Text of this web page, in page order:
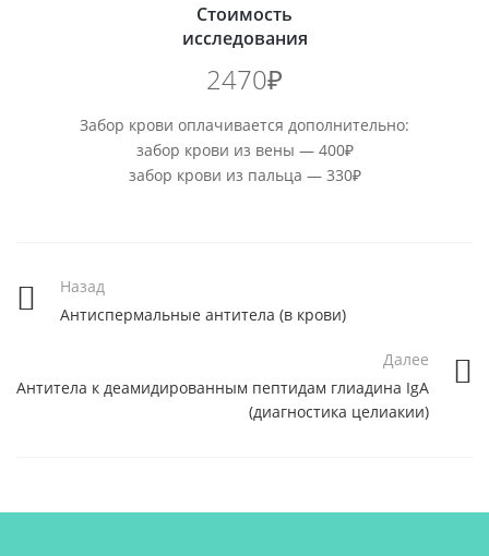
Стоимость
исследования
2470₽
Забор крови оплачивается дополнительно:
забор крови из вены — 400₽
забор крови из пальца — 330₽
Назад
Антиспермальные антитела (в крови)
Далее
Антитела к деамидированным пептидам глиадина IgA
(диагностика целиакии)